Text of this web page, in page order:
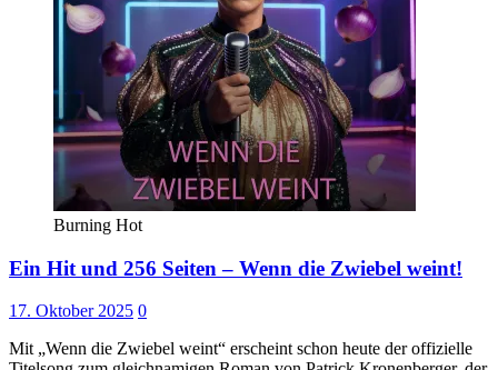
Burning Hot
Ein Hit und 256 Seiten – Wenn die Zwiebel weint!
17. Oktober 2025 0
Mit „Wenn die Zwiebel weint“ erscheint schon heute der offizielle